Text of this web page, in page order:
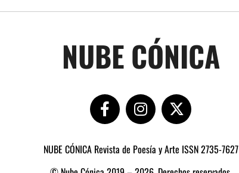
NUBE CÓNICA
NUBE CÓNICA Revista de Poesía y Arte ISSN 2735-7627